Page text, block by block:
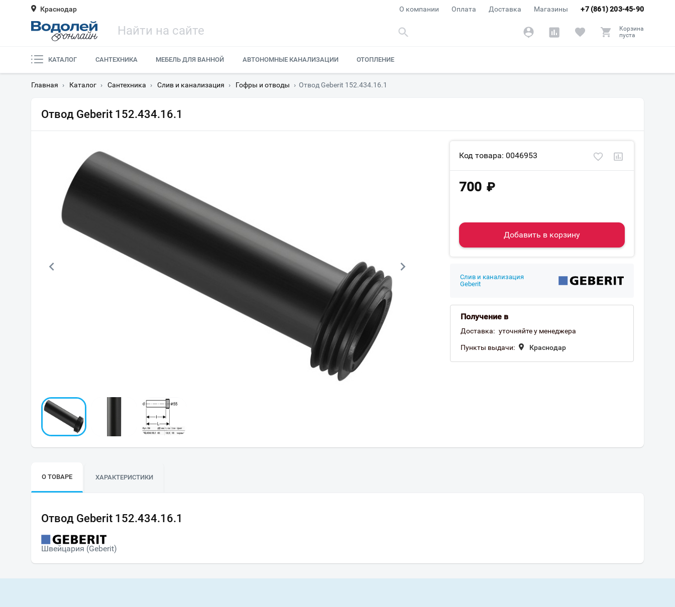
Краснодар +7 (861) 203-45-90
О компании Оплата Доставка Магазины
Корзина
пуста
КАТАЛОГ САНТЕХНИКА МЕБЕЛЬ ДЛЯ ВАННОЙ АВТОНОМНЫЕ КАНАЛИЗАЦИИ ОТОПЛЕНИЕ
Главная › Каталог › Сантехника › Слив и канализация › Гофры и отводы › Отвод Geberit 152.434.16.1
Отвод Geberit 152.434.16.1
Код товара: 0046953
700 ₽
Добавить в корзину
Слив и канализация
Geberit
Получение в
Доставка: уточняйте у менеджера
Пункты выдачи: Краснодар
О ТОВАРЕ ХАРАКТЕРИСТИКИ
Отвод Geberit 152.434.16.1
Швейцария (Geberit)